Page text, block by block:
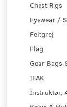
Chest Rigs
Eyewear /
Feltgrej
Flag
Gear Bags
IFAK
Instruktør,